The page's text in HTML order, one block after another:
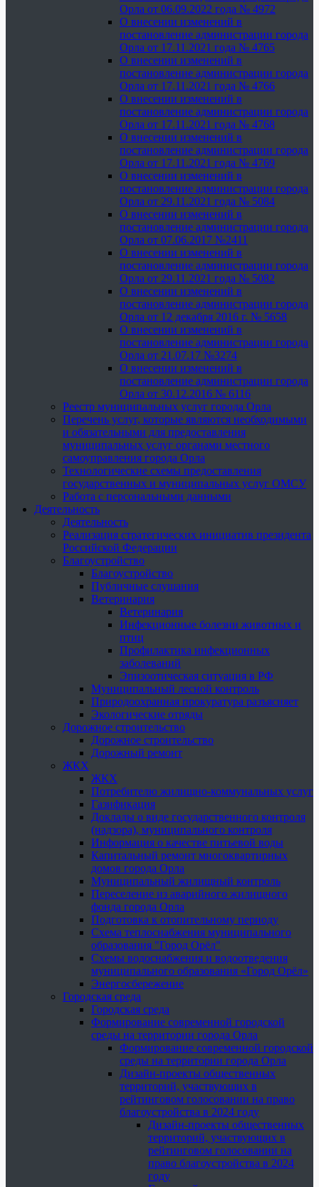
Орла от 06.09.2022 года № 4972
О внесении изменений в
постановление администрации города
Орла от 17.11.2021 года № 4765
О внесении изменений в
постановление администрации города
Орла от 17.11.2021 года № 4766
О внесении изменений в
постановление администрации города
Орла от 17.11.2021 года № 4768
О внесении изменений в
постановление администрации города
Орла от 17.11.2021 года № 4769
О внесении изменений в
постановление администрации города
Орла от 29.11.2021 года № 5084
О внесении изменений в
постановление администрации города
Орла от 07.06.2017 №2411
О внесении изменений в
постановление администрации города
Орла от 29.11.2021 года № 5082
О внесении изменений в
постановление администрации города
Орла от 12 декабря 2016 г. № 5658
О внесении изменений в
постановление администрации города
Орла от 21.07.17 №3274
О внесении изменений в
постановление администрации города
Орла от 30.12.2016 № 6116
Реестр муниципальных услуг города Орла
Перечень услуг, которые являются необходимыми
и обязательными для предоставления
муниципальных услуг органами местного
самоуправления города Орла
Технологические схемы предоставления
государственных и муниципальных услуг ОМСУ
Работа с персональными данными
Деятельность
Деятельность
Реализация стратегических инициатив президента
Российской Федерации
Благоустройство
Благоустройство
Публичные слушания
Ветеринария
Ветеринария
Инфекционные болезни животных и
птиц
Профилактика инфекционных
заболеваний
Эпизоотическая ситуация в РФ
Муниципальный лесной контроль
Природоохранная прокуратура разъясняет
Экологические отряды
Дорожное строительство
Дорожное строительство
Дорожный ремонт
ЖКХ
ЖКХ
Потребителю жилищно-коммунальных услуг
Газификация
Доклады о виде государственного контроля
(надзора), муниципального контроля
Информация о качестве питьевой воды
Капитальный ремонт многоквартирных
домов города Орла
Муниципальный жилищный контроль
Переселение из аварийного жилищного
фонда города Орла
Подготовка к отопительному периоду
Схема теплоснабжения муниципального
образования "Город Орёл"
Схемы водоснабжения и водоотведения
муниципального образования «Город Орёл»
Энергосбережение
Городская среда
Городская среда
Формирование современной городской
среды на территории города Орла
Формирование современной городской
среды на территории города Орла
Дизайн-проекты общественных
территорий, участвующих в
рейтинговом голосовании на право
благоустройства в 2024 году
Дизайн-проекты общественных
территорий, участвующих в
рейтинговом голосовании на
право благоустройства в 2024
году